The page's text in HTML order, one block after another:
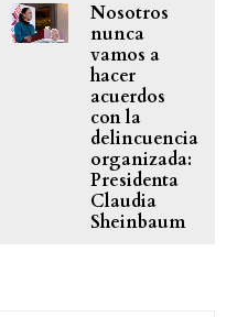
Nosotros
nunca
vamos a
hacer
acuerdos
con la
delincuencia
organizada:
Presidenta
Claudia
Sheinbaum